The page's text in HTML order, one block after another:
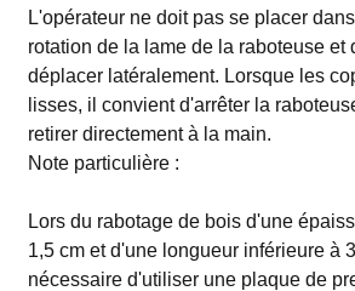
L'opérateur ne doit pas se placer
rotation de la lame de la raboteuse et
déplacer latéralement. Lorsque les
lisses, il convient d'arrêter la
retirer directement à la main.
Note particulière :
Lors du rabotage de bois d'une
1,5 cm et d'une longueur inférieure à
nécessaire d'utiliser une plaque de